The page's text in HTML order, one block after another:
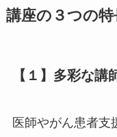
講座の３つの特
【１】多彩な
医師やがん患者支